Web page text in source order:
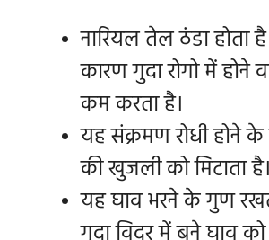
नारियल तेल ठंडा होता
कारण गुदा रोगो में
कम करता है।
यह संक्रमण रोधी होने
की खुजली को मिटाता है।
यह घाव भरने के गुण